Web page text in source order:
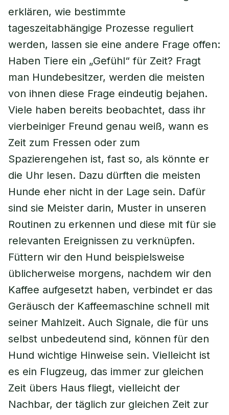
erklären, wie bestimmte
tageszeitabhängige Prozesse reguliert
werden, lassen sie eine andere Frage offen:
Haben Tiere ein „Gefühl“ für Zeit? Fragt
man Hundebesitzer, werden die meisten
von ihnen diese Frage eindeutig bejahen.
Viele haben bereits beobachtet, dass ihr
vierbeiniger Freund genau weiß, wann es
Zeit zum Fressen oder zum
Spazierengehen ist, fast so, als könnte er
die Uhr lesen. Dazu dürften die meisten
Hunde eher nicht in der Lage sein. Dafür
sind sie Meister darin, Muster in unseren
Routinen zu erkennen und diese mit für sie
relevanten Ereignissen zu verknüpfen.
Füttern wir den Hund beispielsweise
üblicherweise morgens, nachdem wir den
Kaffee aufgesetzt haben, verbindet er das
Geräusch der Kaffeemaschine schnell mit
seiner Mahlzeit. Auch Signale, die für uns
selbst unbedeutend sind, können für den
Hund wichtige Hinweise sein. Vielleicht ist
es ein Flugzeug, das immer zur gleichen
Zeit übers Haus fliegt, vielleicht der
Nachbar, der täglich zur gleichen Zeit zur